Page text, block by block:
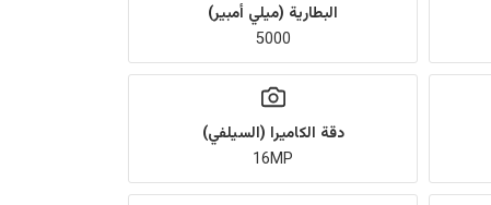
البطارية (ميلي أمبير)
5000
دقة الكاميرا (السيلفي)
16MP